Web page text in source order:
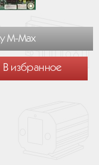
М-Мах
В избранное